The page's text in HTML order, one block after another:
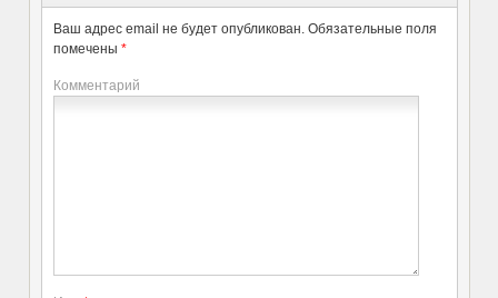
Ваш адрес email не будет опубликован. Обязательные поля
помечены *
Комментарий